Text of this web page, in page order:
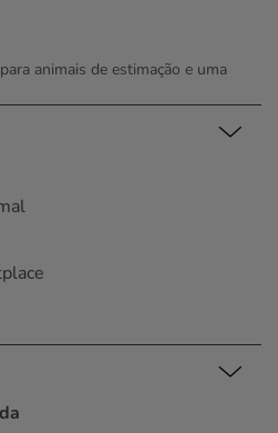
animais de estimação e uma